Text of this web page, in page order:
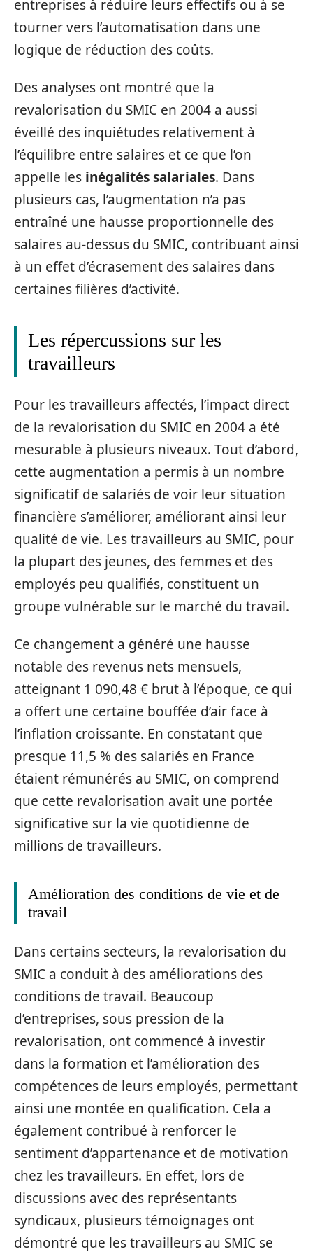
entreprises à réduire leurs effectifs ou à se
tourner vers l’automatisation dans une
logique de réduction des coûts.
Des analyses ont montré que la
revalorisation du SMIC en 2004 a aussi
éveillé des inquiétudes relativement à
l’équilibre entre salaires et ce que l’on
appelle les inégalités salariales. Dans
plusieurs cas, l’augmentation n’a pas
entraîné une hausse proportionnelle des
salaires au-dessus du SMIC, contribuant ainsi
à un effet d’écrasement des salaires dans
certaines filières d’activité.
Les répercussions sur les
travailleurs
Pour les travailleurs affectés, l’impact direct
de la revalorisation du SMIC en 2004 a été
mesurable à plusieurs niveaux. Tout d’abord,
cette augmentation a permis à un nombre
significatif de salariés de voir leur situation
financière s’améliorer, améliorant ainsi leur
qualité de vie. Les travailleurs au SMIC, pour
la plupart des jeunes, des femmes et des
employés peu qualifiés, constituent un
groupe vulnérable sur le marché du travail.
Ce changement a généré une hausse
notable des revenus nets mensuels,
atteignant 1 090,48 € brut à l’époque, ce qui
a offert une certaine bouffée d’air face à
l’inflation croissante. En constatant que
presque 11,5 % des salariés en France
étaient rémunérés au SMIC, on comprend
que cette revalorisation avait une portée
significative sur la vie quotidienne de
millions de travailleurs.
Amélioration des conditions de vie et de
travail
Dans certains secteurs, la revalorisation du
SMIC a conduit à des améliorations des
conditions de travail. Beaucoup
d’entreprises, sous pression de la
revalorisation, ont commencé à investir
dans la formation et l’amélioration des
compétences de leurs employés, permettant
ainsi une montée en qualification. Cela a
également contribué à renforcer le
sentiment d’appartenance et de motivation
chez les travailleurs. En effet, lors de
discussions avec des représentants
syndicaux, plusieurs témoignages ont
démontré que les travailleurs au SMIC se